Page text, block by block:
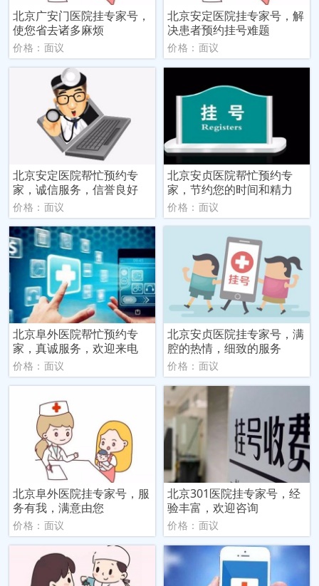
北京广安门医院挂专家号，
使您省去诸多麻烦
价格：面议
北京安定医院挂专家号，解
决患者预约挂号难题
价格：面议
北京安定医院帮忙预约专
家，诚信服务，信誉良好
价格：面议
北京安贞医院帮忙预约专
家，节约您的时间和精力
价格：面议
北京阜外医院帮忙预约专
家，真诚服务，欢迎来电
价格：面议
北京安贞医院挂专家号，满
腔的热情，细致的服务
价格：面议
北京阜外医院挂专家号，服
务有我，满意由您
价格：面议
北京301医院挂专家号，经
验丰富，欢迎咨询
价格：面议